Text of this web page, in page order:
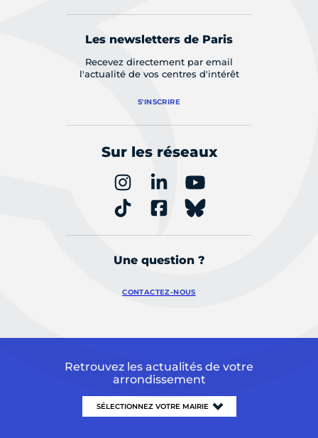
Les newsletters de Paris
Recevez directement par email
l'actualité de vos centres d'intérêt
S'INSCRIRE
Sur les réseaux
Une question ?
CONTACTEZ-NOUS
Retrouvez les actualités de votre
arrondissement